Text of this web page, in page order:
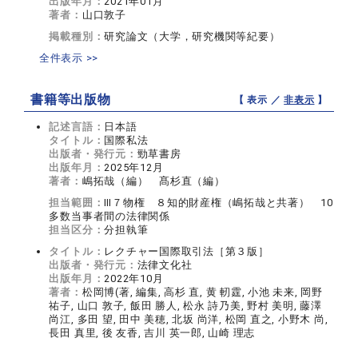
著者： 山口敦子
掲載種別：研究論文（大学，研究機関等紀要）
全件表示 >>
書籍等出版物 【 表示 ／非表示 】
記述言語： 日本語
タイトル： 国際私法
出版者・発行元： 勁草書房
出版年月：2025年12月
著者： 嶋拓哉（編） 髙杉直（編）
担当範囲：Ⅲ７物権 ８知的財産権（嶋拓哉と共著） 10
多数当事者間の法律関係
担当区分：分担執筆
タイトル： レクチャー国際取引法［第３版］
出版者・発行元： 法律文化社
出版年月：2022年10月
著者： 松岡博(著, 編集, 高杉 直, 黄 軔霆, 小池 未来, 岡野
祐子, 山口 敦子, 飯田 勝人, 松永 詩乃美, 野村 美明, 藤澤
尚江, 多田 望, 田中 美穂, 北坂 尚洋, 松岡 直之, 小野木 尚,
長田 真里, 後 友香, 吉川 英一郎, 山崎 理志